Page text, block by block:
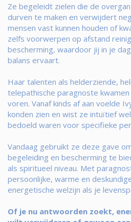
Ze begeleidt zielen die de
durven te maken en verwijdert
mensen vast kunnen houden of
zelfs voorwerpen op afstand
bescherming, waardoor jij in je
balans ervaart.
Haar talenten als helderziende,
telepathische paragnoste
voren. Vanaf kinds af aan voelde
konden zien en wist ze intuïtief
bedoeld waren voor specifieke
Vandaag gebruikt ze deze gave
begeleiding en bescherming te
als spiritueel niveau. Met
persoonlijke, warme en
energetische welzijn als je
Of je nu antwoorden zoekt,